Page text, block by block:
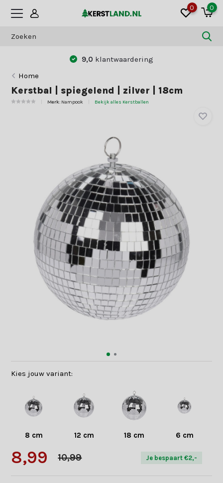
0 0
9,0 klantwaardering
Home
Kerstbal | spiegelend | zilver | 18cm
Merk: Nampook Bekijk alles Kerstballen
Kies jouw variant:
8 cm 12 cm 18 cm 6 cm
8,99 10,99 Je bespaart €2,-